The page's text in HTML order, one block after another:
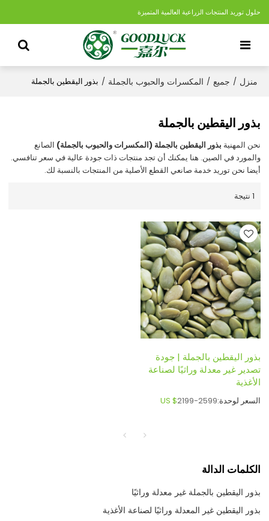
حلول توريد المنتجات الزراعية العالمية المتميزة
منزل / جميع / المكسرات والحبوب بالجملة / بذور اليقطين بالجملة
بذور اليقطين بالجملة
نحن المهنية بذور اليقطين بالجملة (المكسرات والحبوب بالجملة) الصانع
والمورد في الصين. هنا يمكنك أن تجد منتجات ذات جودة عالية في سعر تنافسي.
أيضا نحن توريد خدمة صانعي القطع الأصلية من المنتجات بالنسبة لك.
1 نتيجة
بذور اليقطين بالجملة | جودة
تصدير غير معدلة وراثيًا لصناعة
الأغذية
السعر لوحدة: US $2199-2599
الكلمات الدالة
بذور اليقطين بالجملة غير معدلة وراثيًا
بذور اليقطين غير المعدلة وراثيًا لصناعة الأغذية